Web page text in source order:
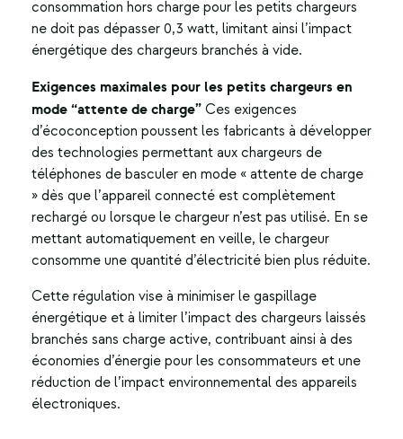
consommation hors charge pour les petits chargeurs
ne doit pas dépasser 0,3 watt, limitant ainsi l’impact
énergétique des chargeurs branchés à vide.
Exigences maximales pour les petits chargeurs en
mode “attente de charge” Ces exigences
d’écoconception poussent les fabricants à développer
des technologies permettant aux chargeurs de
téléphones de basculer en mode « attente de charge
» dès que l’appareil connecté est complètement
rechargé ou lorsque le chargeur n’est pas utilisé. En se
mettant automatiquement en veille, le chargeur
consomme une quantité d’électricité bien plus réduite.
Cette régulation vise à minimiser le gaspillage
énergétique et à limiter l’impact des chargeurs laissés
branchés sans charge active, contribuant ainsi à des
économies d’énergie pour les consommateurs et une
réduction de l’impact environnemental des appareils
électroniques.